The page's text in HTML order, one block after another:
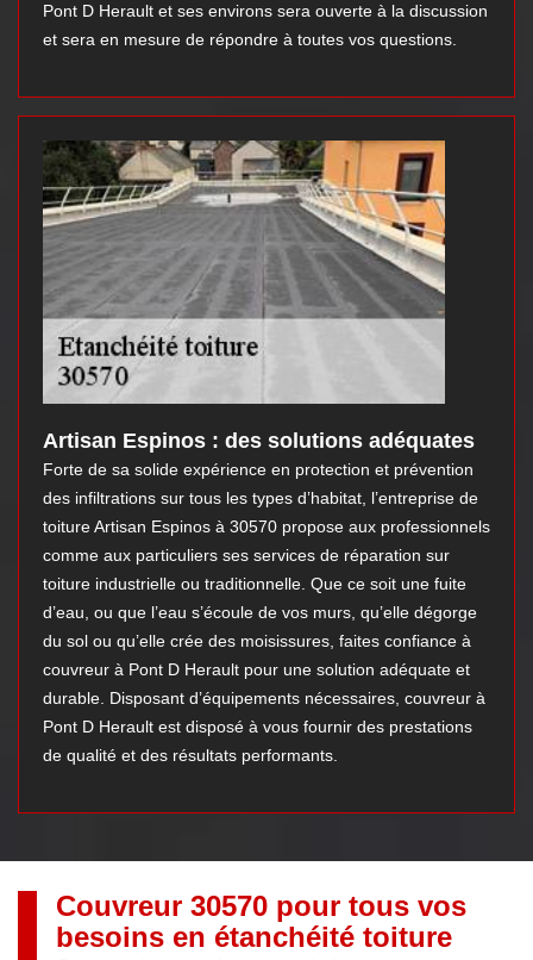
Pont D Herault et ses environs sera ouverte à la discussion
et sera en mesure de répondre à toutes vos questions.
Artisan Espinos : des solutions adéquates
Forte de sa solide expérience en protection et prévention
des infiltrations sur tous les types d’habitat, l’entreprise de
toiture Artisan Espinos à 30570 propose aux professionnels
comme aux particuliers ses services de réparation sur
toiture industrielle ou traditionnelle. Que ce soit une fuite
d’eau, ou que l’eau s’écoule de vos murs, qu’elle dégorge
du sol ou qu’elle crée des moisissures, faites confiance à
couvreur à Pont D Herault pour une solution adéquate et
durable. Disposant d’équipements nécessaires, couvreur à
Pont D Herault est disposé à vous fournir des prestations
de qualité et des résultats performants.
Couvreur 30570 pour tous vos
besoins en étanchéité toiture